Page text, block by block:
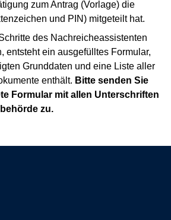
zum Antrag (Vorlage) die
und PIN) mitgeteilt hat.
des Nachreicheassistenten
entsteht ein ausgefülltes Formular,
Grunddaten und eine Liste aller
enthält. Bitte senden Sie
Formular mit allen Unterschriften
zu.